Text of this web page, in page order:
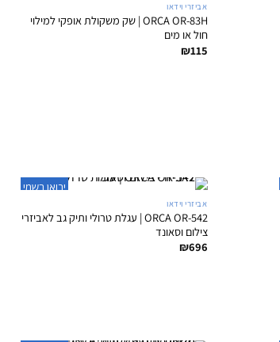
אביזרי וידאו
ORCA OR-83H | שק משקולת אופקי למילוי
חול או מים
₪115
יבואן רשמי
אביזרי וידאו
ORCA OR-542 | עגלת טרולי ותיק גב לאביזרי
צילום וסאונד
₪696